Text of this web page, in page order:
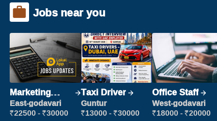
Jobs near you
Marketing
Executive
East-godavari
₹22500 - ₹30000
Taxi Driver
Guntur
₹13000 - ₹30000
Office Staff
West-godavari
₹18000 - ₹20000